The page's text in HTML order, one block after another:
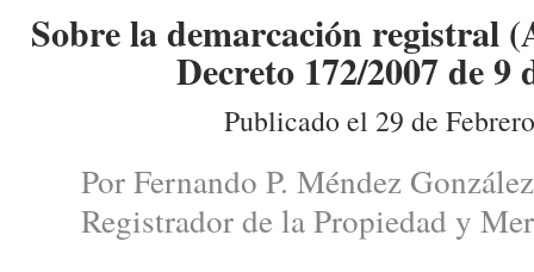
Sobre la demarcación registral
Decreto 172/2007 de 9
Publicado el 29 de
Por Fernando P. Méndez González
Registrador de la Propiedad y